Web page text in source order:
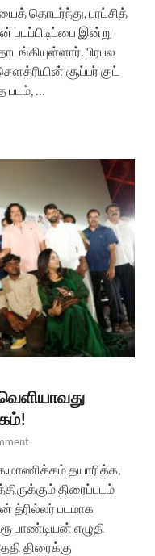
தொடர்ந்து, புரட்சித்
படப்பிடிப்பை இன்று
பிரபல
சூப்பர் குட்
படம், …
தயாரிக்க,
திரைப்படம்
த்ரில்லர் படமாக
பாண்டியன் எழுதி
திரைக்கு